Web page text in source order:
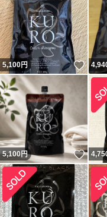
5,100円 いい
5,100円 いい